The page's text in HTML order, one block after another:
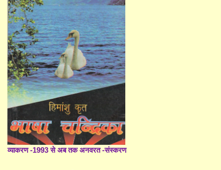
व्याकरण -1993 से अब तक अनवरत -संस्करण